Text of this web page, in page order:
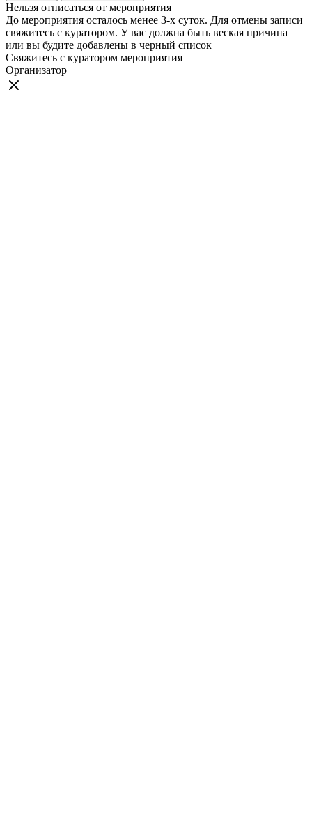
Нельзя отписаться от мероприятия
До мероприятия осталось менее 3-х суток. Для отмены записи
свяжитесь с куратором. У вас должна быть веская причина
или вы будите добавлены в черный список
Свяжитесь с куратором мероприятия
Организатор